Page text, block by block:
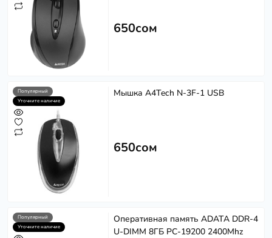
650сом
Популярный
Уточните наличие
Мышка A4Tech N-3F-1 USB
650сом
Популярный
Уточните наличие
Оперативная память ADATA DDR-4
U-DIMM 8ГБ PC-19200 2400Mhz